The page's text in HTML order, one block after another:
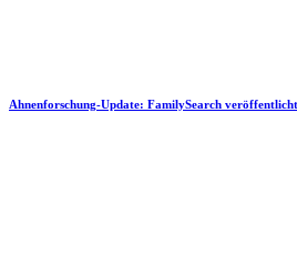
Ahnenforschung-Update: FamilySearch